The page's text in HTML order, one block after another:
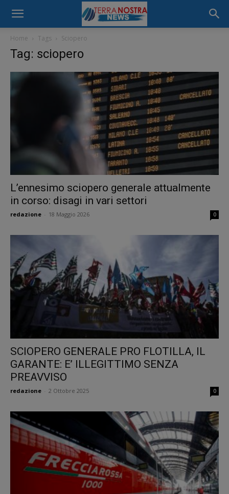
Home Tags Sciopero
Tag: sciopero
L’ennesimo sciopero generale attualmente
in corso: disagi in vari settori
redazione 18 Maggio 2026 0
SCIOPERO GENERALE PRO FLOTILLA, IL
GARANTE: E’ ILLEGITTIMO SENZA
PREAVVISO
redazione 2 Ottobre 2025 0